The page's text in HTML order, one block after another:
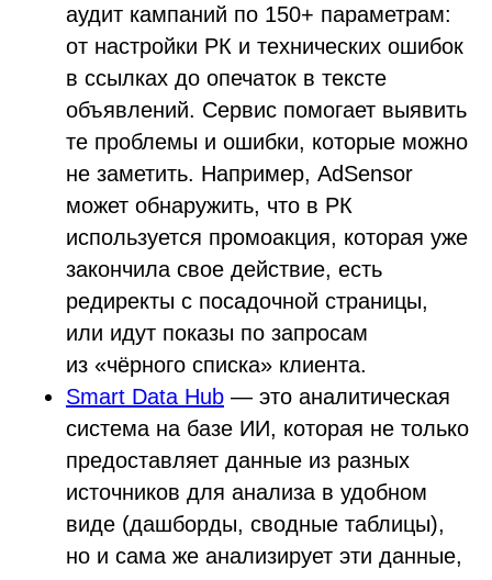
аудит кампаний по 150+ параметрам:
от настройки РК и технических ошибок
в ссылках до опечаток в тексте
объявлений. Сервис помогает выявить
те проблемы и ошибки, которые можно
не заметить. Например, AdSensor
может обнаружить, что в РК
используется промоакция, которая уже
закончила свое действие, есть
редиректы с посадочной страницы,
или идут показы по запросам
из «чёрного списка» клиента.
Smart Data Hub — это аналитическая
система на базе ИИ, которая не только
предоставляет данные из разных
источников для анализа в удобном
виде (дашборды, сводные таблицы),
но и сама же анализирует эти данные,